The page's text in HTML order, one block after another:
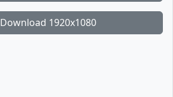
Download 1920x1080